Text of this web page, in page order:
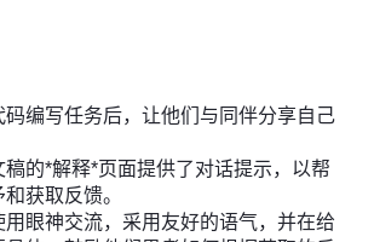
码编写任务后，让他们与同伴分享自己
稿的*解释*页面提供了对话提示，以帮
获取反馈。
用眼神交流，采用友好的语气，并在给